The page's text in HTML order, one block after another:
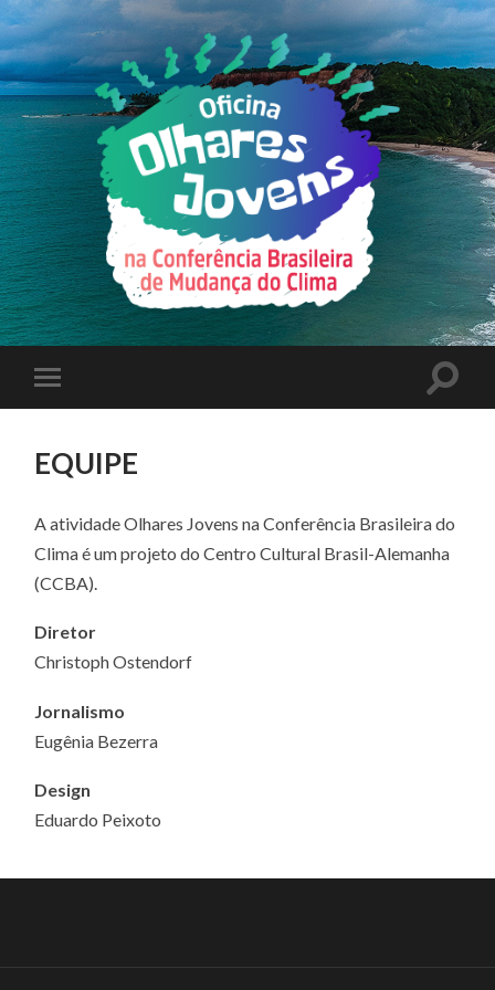
EQUIPE
A atividade Olhares Jovens na Conferência Brasileira do
Clima é um projeto do Centro Cultural Brasil-Alemanha
(CCBA).
Diretor
Christoph Ostendorf
Jornalismo
Eugênia Bezerra
Design
Eduardo Peixoto